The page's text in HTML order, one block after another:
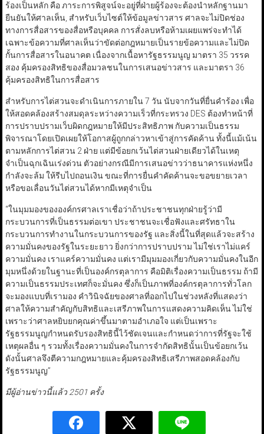
ร้องเป็นหลัก คือ ภาระการพิสูจน์จะอยู่ที่ฝ่ายผู้ร้องจะต้องนำหลักฐานมา
ยืนยันให้ศาลเห็น, สำหรับเว็บไซต์ให้ข้อมูลข่าวสาร ศาลจะไม่ปิดช่อง
ทางการสื่อสารของสื่อหรือบุคคล การสั่งลบหรือห้ามเผยแพร่จะทำได้
เฉพาะข้อความที่ศาลเห็นว่าขัดต่อกฎหมายเป็นรายข้อความและไม่ปิด
กั้นการสื่อสารในอนาคต เนื่องจากเนื้อหารัฐธรรมนูญ มาตรา 35 วรรค
สอง คุ้มครองสิทธิของสื่อมวลชนในการเสนอข่าวสาร และมาตรา 36
คุ้มครองสิทธิในการสื่อสาร
สำหรับการไต่สวนจะดำเนินการภายใน 7 วัน นับจากวันที่ยื่นคำร้อง เพื่อ
ให้สอดคล้องสร้างสมดุลระหว่างความเร็วที่กระทรวง DES ต้องทำหน้าที่
การปราบปรามเว็บผิดกฎหมายให้มีประสิทธิภาพ กับความเป็นธรรม
พิจารณาโดยเปิดเผยให้โอกาสผู้ถูกกล่าวหาเข้าสู่การคัดค้าน ทั้งนี้แม้เน้น
ตามหลักการไต่สวน 2 ฝ่าย แต่มีข้อยกเว้นไต่สวนฝ่ายเดียวได้ในเหตุ
จำเป็นฉุกเฉินเร่งด่วน ตัวอย่างกรณีมีการเสนอข่าวว่าธนาคารแห่งหนึ่ง
กำลังจะล้ม ให้รีบไปถอนเงิน ขณะที่การยื่นคำคัดค้านจะขอขยายเวลา
หรือขอเลื่อนวันไต่สวนได้หากมีเหตุจำเป็น
“ในมุมมองขององค์กรศาลเราเชื่อว่าถ้าประชาชนทุกฝ่ายรู้ว่ามี
กระบวนการที่เป็นธรรมต่อเขา ประชาชนจะเชื่อฟังและศรัทธาใน
กระบวนการทำงานในกระบวนการของรัฐ และสิ่งนี้ในที่สุดแล้วจะสร้าง
ความมั่นคงของรัฐในระยะยาว ยิ่งกว่าการปราบปราม ไม่ใช่เราไม่แคร์
ความมั่นคง เราแคร์ความมั่นคง แต่เรามีมุมมองเกี่ยวกับความมั่นคงในอีก
มุมหนึ่งด้วยในฐานะที่เป็นองค์กรตุลาการ คือมิติเรื่องความเป็นธรรม ถ้ามี
ความเป็นธรรมประเทศก็จะมั่นคง ซึ่งก็เป็นภาพที่องค์กรตุลาการทั่วโลก
จะมองแบบที่เรามอง คำวินิจฉัยของศาลที่ออกไปในช่วงหลังที่แสดงว่า
ศาลให้ความสำคัญกับสิทธิและเสรีภาพในการแสดงความคิดเห็น ไม่ใช่
เพราะว่าศาลหยิบยกคุณค่าขึ้นมาตามอำเภอใจ แต่เป็นเพราะ
รัฐธรรมนูญกำหนดรับรองสิทธินี้ไว้ชัดเจนและกำหนดว่าการที่รัฐจะใช้
เหตุผลอื่น ๆ รวมทั้งเรื่องความมั่นคงในการจำกัดสิทธินั้นเป็นข้อยกเว้น
ดังนั้นศาลจึงตีความกฎหมายและคุ้มครองสิทธิเสรีภาพสอดคล้องกับ
รัฐธรรมนูญ”
มีผู้อ่านข่าวนี้แล้ว 2501 ครั้ง